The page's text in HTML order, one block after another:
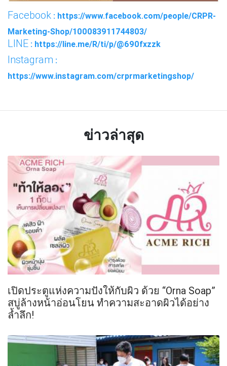
Facebook : https://www.facebook.com/people/CRPR-
Marketing-Shop/100083911744803/
LINE : https://line.me/R/ti/p/@690fxzzk
Instagram :
https://www.instagram.com/crprmarketingshop/
ข่าวล่าสุด
เปิดประตูแห่งความปังให้กับผิว ด้วย “Orna Soap”
สบู่ล้างหน้าอ่อนโยน ทำความสะอาดผิวได้อย่าง
ล้ำลึก!